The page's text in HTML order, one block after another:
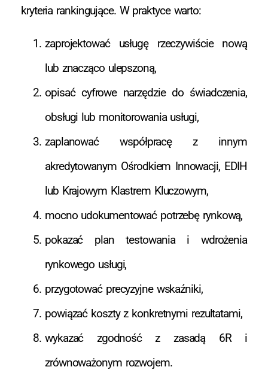
kryteria rankingujące. W praktyce warto:
zaprojektować usługę rzeczywiście nową
lub znacząco ulepszoną,
opisać cyfrowe narzędzie do świadczenia,
obsługi lub monitorowania usługi,
zaplanować współpracę z innym
akredytowanym Ośrodkiem Innowacji, EDIH
lub Krajowym Klastrem Kluczowym,
mocno udokumentować potrzebę rynkową,
pokazać plan testowania i wdrożenia
rynkowego usługi,
przygotować precyzyjne wskaźniki,
powiązać koszty z konkretnymi rezultatami,
wykazać zgodność z zasadą 6R i
zrównoważonym rozwojem.